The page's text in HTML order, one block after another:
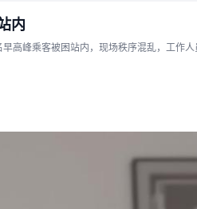
内
高峰乘客被困站内，现场秩序混乱，工作